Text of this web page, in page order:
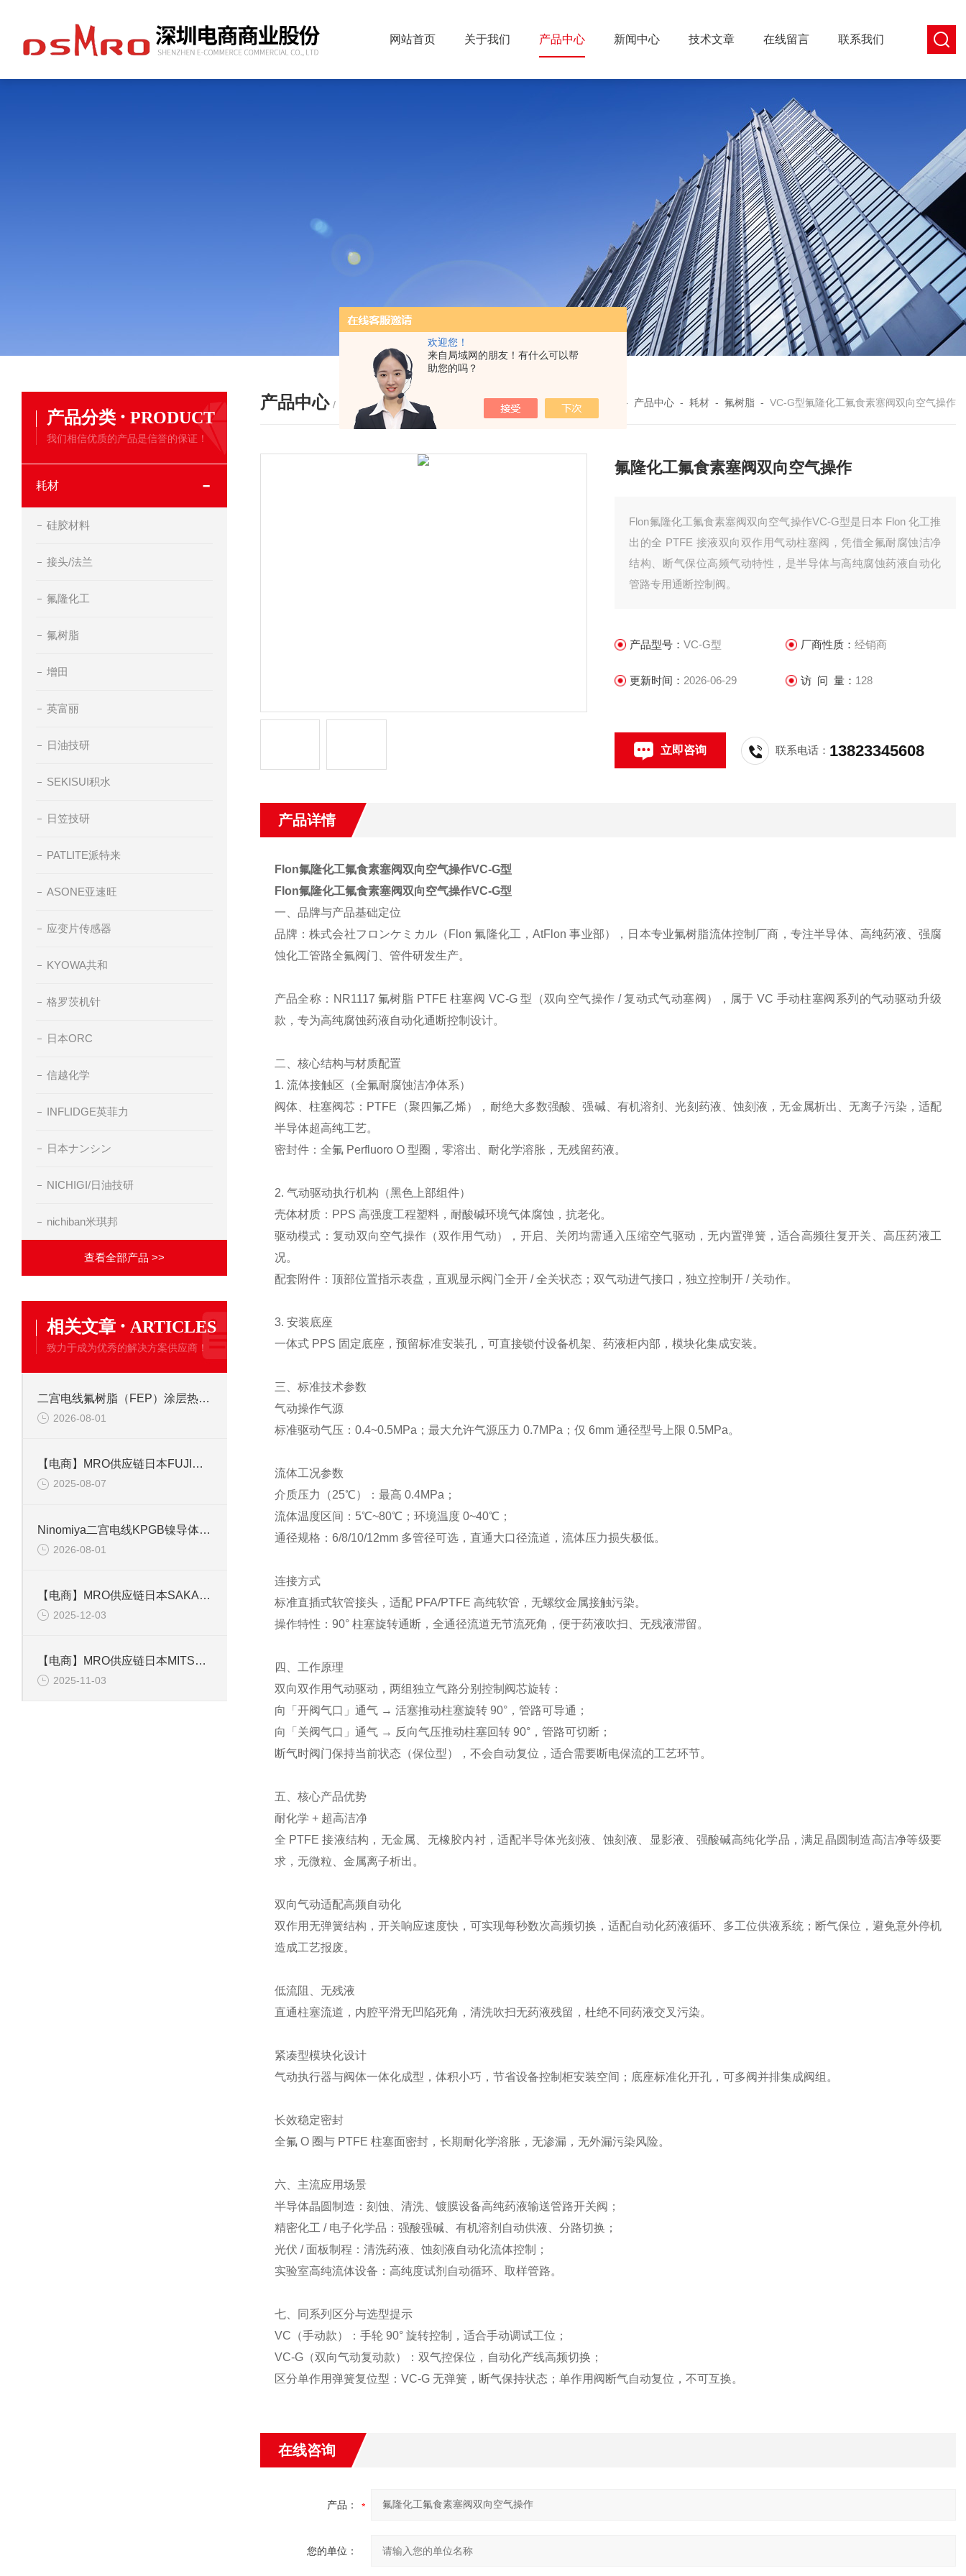
欢迎您！
来自局域网的朋友！有什么可以帮
助您的吗？
网站首页 关于我们 产品中心 新闻中心 技术文章 在线留言 联系我们
产品分类 · PRODUCT
我们相信优质的产品是信誉的保证！
耗材
硅胶材料
接头/法兰
氟隆化工
氟树脂
增田
英富丽
日油技研
SEKISUI积水
日笠技研
PATLITE派特来
ASONE亚速旺
应变片传感器
KYOWA共和
格罗茨机针
日本ORC
信越化学
INFLIDGE英菲力
日本ナンシン
NICHIGI/日油技研
nichiban米琪邦
查看全部产品 >>
相关文章 · ARTICLES
致力于成为优秀的解决方案供应商！
二宫电线氟树脂（FEP）涂层热电偶线的特点
2026-08-01
【电商】MRO供应链日本FUJI富士 气动磨模机 FG-26-20
2025-08-07
Ninomiya二宫电线KPGB镍导体聚酰亚胺胶带缠绕玻璃编织线 220℃
2026-08-01
【电商】MRO供应链日本SAKAGUCHI坂口电热 MC1010 微型加热片
2025-12-03
【电商】MRO供应链日本MITSUBISHI三菱 异步电机 SF-QRV
2025-11-03
产品中心 / PRODUCTS 您的位置： - 产品中心 - 耗材 - 氟树脂 - VC-G型氟隆化工氟食素塞阀双向空气操作
氟隆化工氟食素塞阀双向空气操作
Flon氟隆化工氟食素塞阀双向空气操作VC-G型是日本 Flon 化工推
出的全 PTFE 接液双向双作用气动柱塞阀，凭借全氟耐腐蚀洁净
结构、断气保位高频气动特性，是半导体与高纯腐蚀药液自动化
管路专用通断控制阀。
产品型号：VC-G型 厂商性质： 经销商
更新时间： 2026-06-29 访 问 量： 128
立即咨询 联系电话： 13823345608
产品详情
Flon氟隆化工氟食素塞阀双向空气操作VC-G型
Flon氟隆化工氟食素塞阀双向空气操作VC-G型
一、品牌与产品基础定位
品牌：株式会社フロンケミカル（Flon 氟隆化工，AtFlon 事业部），日本专业氟树脂流体控制厂商，专注半导体、高纯药液、强腐
蚀化工管路全氟阀门、管件研发生产。
产品全称：NR1117 氟树脂 PTFE 柱塞阀 VC-G 型（双向空气操作 / 复动式气动塞阀），属于 VC 手动柱塞阀系列的气动驱动升级
款，专为高纯腐蚀药液自动化通断控制设计。
二、核心结构与材质配置
1. 流体接触区（全氟耐腐蚀洁净体系）
阀体、柱塞阀芯：PTFE（聚四氟乙烯），耐绝大多数强酸、强碱、有机溶剂、光刻药液、蚀刻液，无金属析出、无离子污染，适配
半导体超高纯工艺。
密封件：全氟 Perfluoro O 型圈，零溶出、耐化学溶胀，无残留药液。
2. 气动驱动执行机构（黑色上部组件）
壳体材质：PPS 高强度工程塑料，耐酸碱环境气体腐蚀，抗老化。
驱动模式：复动双向空气操作（双作用气动），开启、关闭均需通入压缩空气驱动，无内置弹簧，适合高频往复开关、高压药液工
况。
配套附件：顶部位置指示表盘，直观显示阀门全开 / 全关状态；双气动进气接口，独立控制开 / 关动作。
3. 安装底座
一体式 PPS 固定底座，预留标准安装孔，可直接锁付设备机架、药液柜内部，模块化集成安装。
三、标准技术参数
气动操作气源
标准驱动气压：0.4~0.5MPa；最大允许气源压力 0.7MPa；仅 6mm 通径型号上限 0.5MPa。
流体工况参数
介质压力（25℃）：最高 0.4MPa；
流体温度区间：5℃~80℃；环境温度 0~40℃；
通径规格：6/8/10/12mm 多管径可选，直通大口径流道，流体压力损失极低。
连接方式
标准直插式软管接头，适配 PFA/PTFE 高纯软管，无螺纹金属接触污染。
操作特性：90° 柱塞旋转通断，全通径流道无节流死角，便于药液吹扫、无残液滞留。
四、工作原理
双向双作用气动驱动，两组独立气路分别控制阀芯旋转：
向「开阀气口」通气 → 活塞推动柱塞旋转 90°，管路可导通；
向「关阀气口」通气 → 反向气压推动柱塞回转 90°，管路可切断；
断气时阀门保持当前状态（保位型），不会自动复位，适合需要断电保流的工艺环节。
五、核心产品优势
耐化学 + 超高洁净
全 PTFE 接液结构，无金属、无橡胶内衬，适配半导体光刻液、蚀刻液、显影液、强酸碱高纯化学品，满足晶圆制造高洁净等级要
求，无微粒、金属离子析出。
双向气动适配高频自动化
双作用无弹簧结构，开关响应速度快，可实现每秒数次高频切换，适配自动化药液循环、多工位供液系统；断气保位，避免意外停机
造成工艺报废。
低流阻、无残液
直通柱塞流道，内腔平滑无凹陷死角，清洗吹扫无药液残留，杜绝不同药液交叉污染。
紧凑型模块化设计
气动执行器与阀体一体化成型，体积小巧，节省设备控制柜安装空间；底座标准化开孔，可多阀并排集成阀组。
长效稳定密封
全氟 O 圈与 PTFE 柱塞面密封，长期耐化学溶胀，无渗漏，无外漏污染风险。
六、主流应用场景
半导体晶圆制造：刻蚀、清洗、镀膜设备高纯药液输送管路开关阀；
精密化工 / 电子化学品：强酸强碱、有机溶剂自动供液、分路切换；
光伏 / 面板制程：清洗药液、蚀刻液自动化流体控制；
实验室高纯流体设备：高纯度试剂自动循环、取样管路。
七、同系列区分与选型提示
VC（手动款）：手轮 90° 旋转控制，适合手动调试工位；
VC-G（双向气动复动款）：双气控保位，自动化产线高频切换；
区分单作用弹簧复位型：VC-G 无弹簧，断气保持状态；单作用阀断气自动复位，不可互换。
在线咨询
产品：
您的单位：